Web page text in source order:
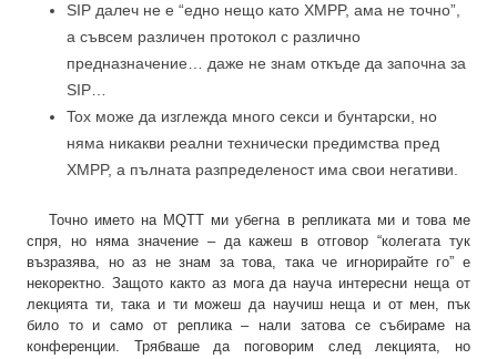
SIP‬ далеч не е “едно нещо като XMPP, ама не точно”,
а съвсем различен протокол с различно
предназначение… даже не знам откъде да започна за
SIP…
Tox‬ може да изглежда много секси и бунтарски, но
няма никакви реални технически предимства пред
XMPP, а пълната разпределеност има свои негативи.
Точно името на MQTT ми убегна в репликата ми и това ме
спря, но няма значение – да кажеш в отговор “колегата тук
възразява, но аз не знам за това, така че игнорирайте го” е
некоректно. Защото както аз мога да науча интересни неща от
лекцията ти, така и ти можеш да научиш неща и от мен, пък
било то и само от реплика – нали затова се събираме на
конференции. Трябваше да поговорим след лекцията, но